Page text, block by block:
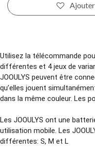
Ajouter
Utilisez la télécommande
différentes et 4 jeux de
JOOULYS peuvent être
qu’elles jouent
dans la même couleur. Les
Les JOOULYS ont une
utilisation mobile. Les
différentes: S, M et L